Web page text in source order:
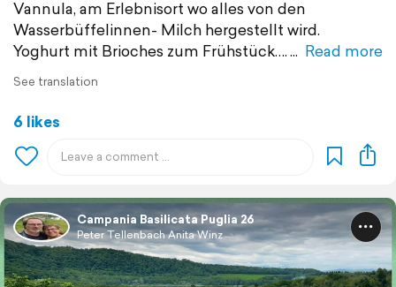
Vannula, am Erlebnisort wo alles von den
Wasserbüffelinnen- Milch hergestellt wird.
Yoghurt mit Brioches zum Frühstück….
Read more
See translation
6 likes
Campania Basilicata Puglia 26
Peter Tellenbach Anita Winz